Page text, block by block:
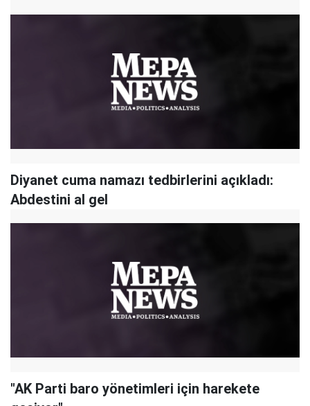
Diyanet cuma namazı tedbirlerini açıkladı:
Abdestini al gel
"AK Parti baro yönetimleri için harekete